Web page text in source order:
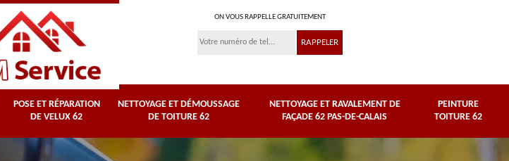
ON VOUS RAPPELLE GRATUITEMENT
POSE ET RÉPARATION
DE VELUX 62
NETTOYAGE ET DÉMOUSSAGE
DE TOITURE 62
NETTOYAGE ET RAVALEMENT DE
FAÇADE 62 PAS-DE-CALAIS
PEINTURE
TOITURE 62